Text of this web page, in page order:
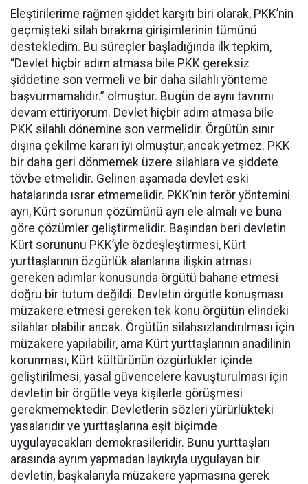
Eleştirilerime rağmen şiddet karşıtı biri olarak, PKK’nin
geçmişteki silah bırakma girişimlerinin tümünü
destekledim. Bu süreçler başladığında ilk tepkim,
“Devlet hiçbir adım atmasa bile PKK gereksiz
şiddetine son vermeli ve bir daha silahlı yönteme
başvurmamalıdır.” olmuştur. Bugün de aynı tavrımı
devam ettiriyorum. Devlet hiçbir adım atmasa bile
PKK silahlı dönemine son vermelidir. Örgütün sınır
dışına çekilme kararı iyi olmuştur, ancak yetmez. PKK
bir daha geri dönmemek üzere silahlara ve şiddete
tövbe etmelidir. Gelinen aşamada devlet eski
hatalarında ısrar etmemelidir. PKK’nin terör yöntemini
ayrı, Kürt sorunun çözümünü ayrı ele almalı ve buna
göre çözümler geliştirmelidir. Başından beri devletin
Kürt sorununu PKK’yle özdeşleştirmesi, Kürt
yurttaşlarının özgürlük alanlarına ilişkin atması
gereken adımlar konusunda örgütü bahane etmesi
doğru bir tutum değildi. Devletin örgütle konuşması
müzakere etmesi gereken tek konu örgütün elindeki
silahlar olabilir ancak. Örgütün silahsızlandırılması için
müzakere yapılabilir, ama Kürt yurttaşlarının anadilinin
korunması, Kürt kültürünün özgürlükler içinde
geliştirilmesi, yasal güvencelere kavuşturulması için
devletin bir örgütle veya kişilerle görüşmesi
gerekmemektedir. Devletlerin sözleri yürürlükteki
yasalarıdır ve yurttaşlarına eşit biçimde
uygulayacakları demokrasileridir. Bunu yurttaşları
arasında ayrım yapmadan layıkıyla uygulayan bir
devletin, başkalarıyla müzakere yapmasına gerek